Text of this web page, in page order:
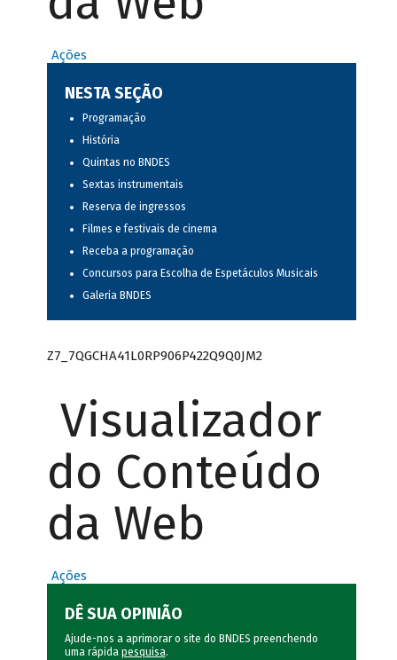
Ações
NESTA SEÇÃO
Programação
História
Quintas no BNDES
Sextas instrumentais
Reserva de ingressos
Filmes e festivais de cinema
Receba a programação
Concursos para Escolha de Espetáculos Musicais
Galeria BNDES
Z7_7QGCHA41L0RP906P422Q9Q0JM2
Visualizador
do Conteúdo
da Web
Ações
DÊ SUA OPINIÃO
Ajude-nos a aprimorar o site do BNDES preenchendo
uma rápida pesquisa.